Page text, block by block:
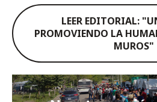
LEER EDITORIAL:
PROMOVIENDO LA
MUROS"